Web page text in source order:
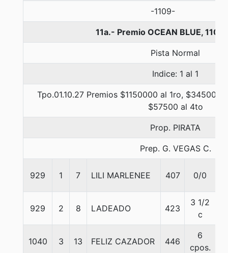
-1109-
11a.- Premio OCEAN BLUE,
Pista Normal
Indice: 1 al 1
Tpo.01.10.27 Premios $1150000 al 1ro, $345000
$57500 al 4to
Prop. PIRATA
Prep. G. VEGAS C.
929 1 7 LILI MARLENEE 407 0/0
929 2 8 LADEADO 423
3 1/2
c
1040 3 13 FELIZ CAZADOR 446
6
cpos.